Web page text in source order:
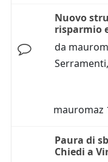
Nuovo
risparmio
da
mauromaz
Paura di
Chiedi a